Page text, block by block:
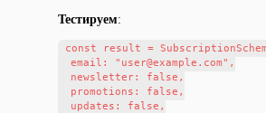
Тестируем:
const result =
  email: "user@example.com",
  newsletter: false,
  promotions: false,
  updates: false,